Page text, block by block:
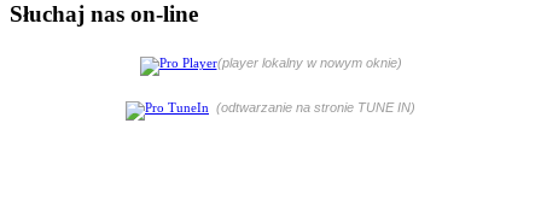
Słuchaj nas on-line
(player lokalny w nowym oknie)
(odtwarzanie na stronie TUNE IN)